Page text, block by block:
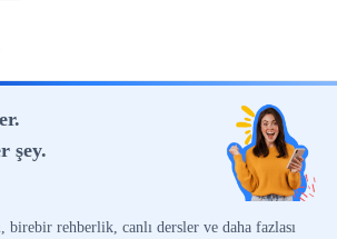
şey.
birebir rehberlik, canlı dersler ve daha fazlası